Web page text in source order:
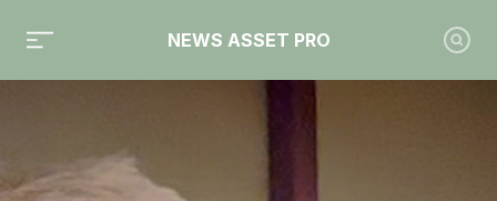
NEWS ASSET PRO
Toute l'actualité sur le tag "Bertrand Rambaud"